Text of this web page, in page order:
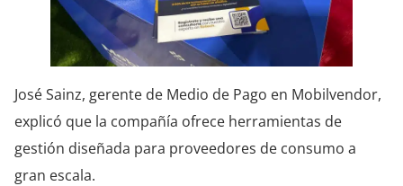
José Sainz, gerente de Medio de Pago en Mobilvendor,
explicó que la compañía ofrece herramientas de
gestión diseñada para proveedores de consumo a
gran escala.